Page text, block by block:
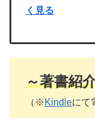
く見る
～著書紹
（※ Kindleにて